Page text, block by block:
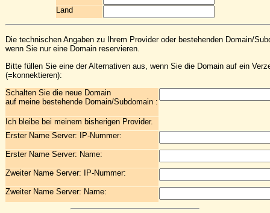
Land
Die technischen Angaben zu Ihrem Provider oder bestehenden Domain/
wenn Sie nur eine Domain reservieren.
Bitte füllen Sie eine der Alternativen aus, wenn Sie die Domain auf ein
(=konnektieren):
Schalten Sie die neue Domain
auf meine bestehende Domain/Subdomain :
Ich bleibe bei meinem bisherigen Provider.
Erster Name Server: IP-Nummer:
Erster Name Server: Name:
Zweiter Name Server: IP-Nummer:
Zweiter Name Server: Name: